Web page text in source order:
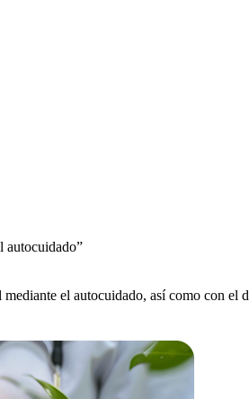
autocuidado”
el autocuidado, así como con el